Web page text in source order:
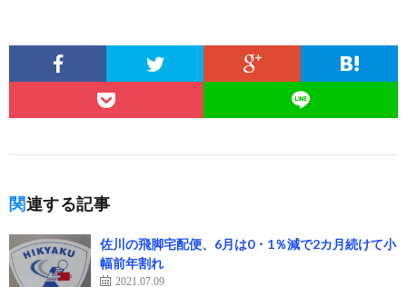
関連する記事
佐川の飛脚宅配便、6月は0・1％減で2カ月続けて小
幅前年割れ
2021.07.09